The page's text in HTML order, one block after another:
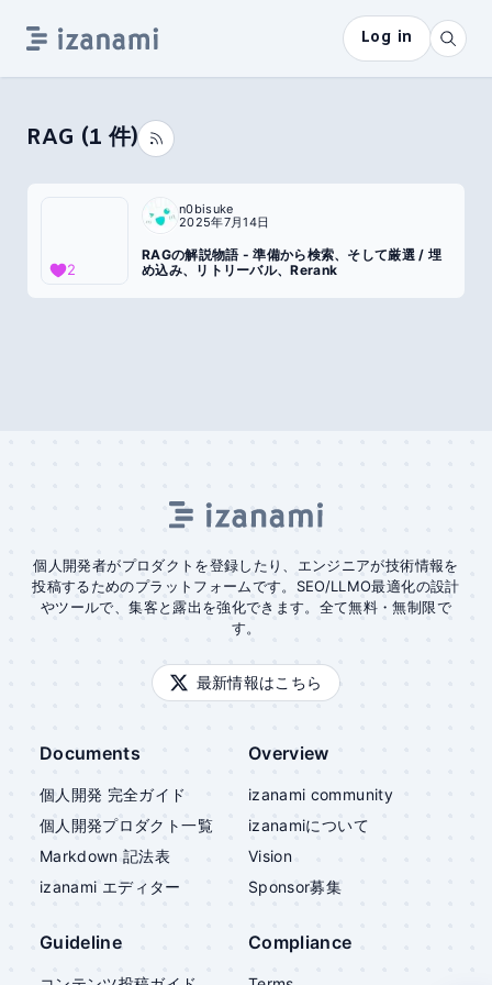
Log in
RAG (1 件)
n0bisuke
2025年7月14日
RAGの解説物語 - 準備から検索、そして厳選 / 埋
め込み、リトリーバル、Rerank
2
個人開発者がプロダクトを登録したり、エンジニアが技術情報を
投稿するためのプラットフォームです。SEO/LLMO最適化の設計
やツールで、集客と露出を強化できます。全て無料・無制限で
す。
最新情報はこちら
Documents
個人開発 完全ガイド
個人開発プロダクト一覧
Markdown 記法表
izanami エディター
Overview
izanami community
izanamiについて
Vision
Sponsor募集
Guideline Compliance